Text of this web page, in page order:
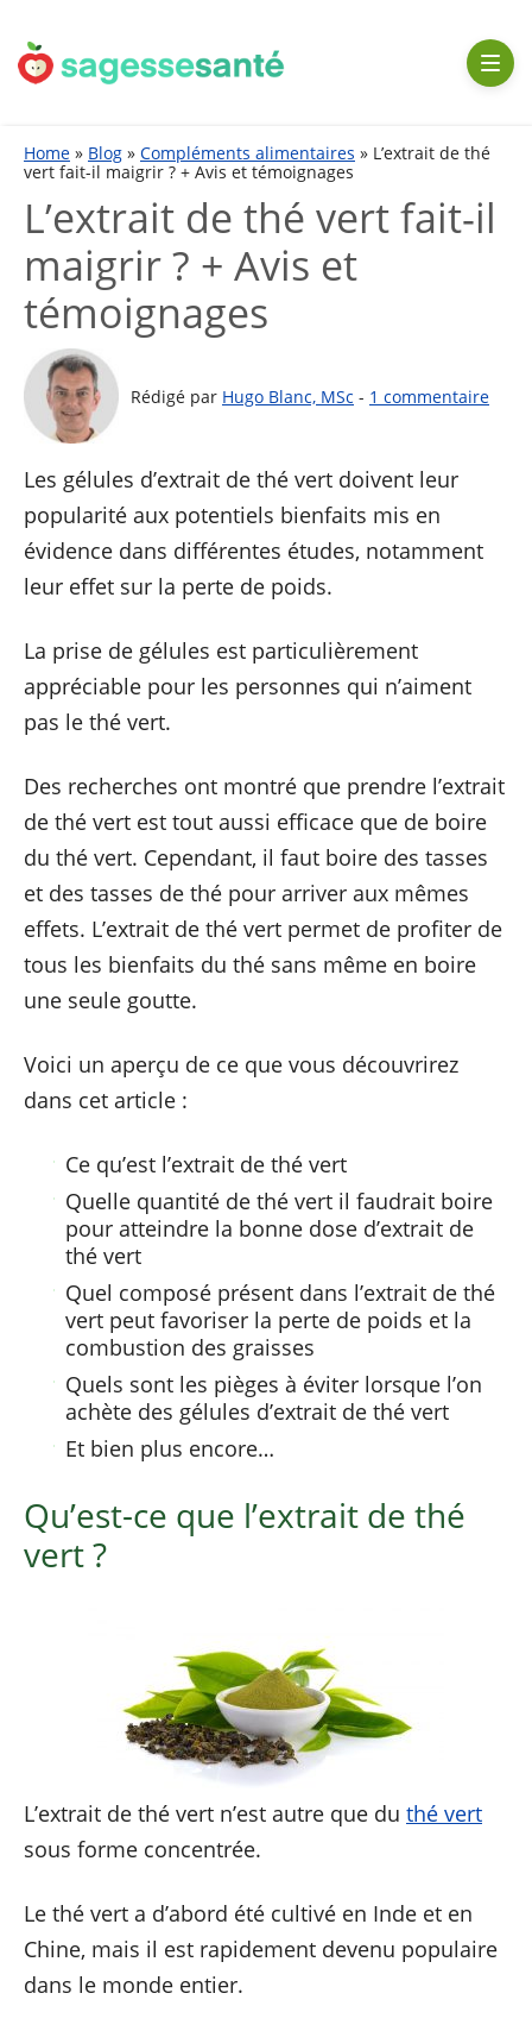
contenu
Home » Blog » Compléments alimentaires » L’extrait de thé
vert fait-il maigrir ? + Avis et témoignages
L’extrait de thé vert fait-il
maigrir ? + Avis et
témoignages
Rédigé par Hugo Blanc, MSc - 1 commentaire
Les gélules d’extrait de thé vert doivent leur
popularité aux potentiels bienfaits mis en
évidence dans différentes études, notamment
leur effet sur la perte de poids.
La prise de gélules est particulièrement
appréciable pour les personnes qui n’aiment
pas le thé vert.
Des recherches ont montré que prendre l’extrait
de thé vert est tout aussi efficace que de boire
du thé vert. Cependant, il faut boire des tasses
et des tasses de thé pour arriver aux mêmes
effets. L’extrait de thé vert permet de profiter de
tous les bienfaits du thé sans même en boire
une seule goutte.
Voici un aperçu de ce que vous découvrirez
dans cet article :
Ce qu’est l’extrait de thé vert
Quelle quantité de thé vert il faudrait boire
pour atteindre la bonne dose d’extrait de
thé vert
Quel composé présent dans l’extrait de thé
vert peut favoriser la perte de poids et la
combustion des graisses
Quels sont les pièges à éviter lorsque l’on
achète des gélules d’extrait de thé vert
Et bien plus encore…
Qu’est-ce que l’extrait de thé
vert ?
L’extrait de thé vert n’est autre que du thé vert
sous forme concentrée.
Le thé vert a d’abord été cultivé en Inde et en
Chine, mais il est rapidement devenu populaire
dans le monde entier.